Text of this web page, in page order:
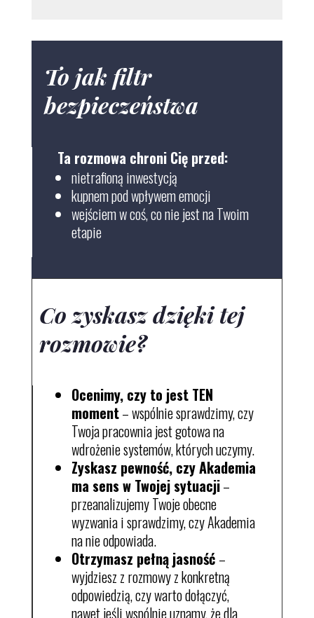
To jak filtr
bezpieczeństwa
Ta rozmowa chroni Cię przed:
nietrafioną inwestycją
kupnem pod wpływem emocji
wejściem w coś, co nie jest na Twoim
etapie
Co zyskasz dzięki tej
rozmowie?
Ocenimy, czy to jest TEN
moment– wspólnie sprawdzimy, czy
Twoja pracownia jest gotowa na
wdrożenie systemów, których uczymy.
Zyskasz pewność, czy Akademia
ma sens w Twojej sytuacji–
przeanalizujemy Twoje obecne
wyzwania i sprawdzimy, czy Akademia
na nie odpowiada.
Otrzymasz pełną jasność –
wyjdziesz z rozmowy z konkretną
odpowiedzią, czy warto dołączyć,
nawet jeśli wspólnie uznamy, że dla